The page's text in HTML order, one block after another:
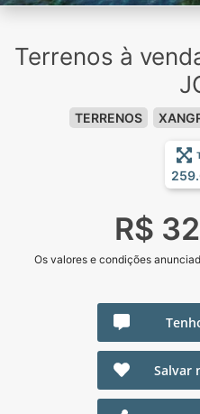
Terrenos à
TERRENOS
R$
Os valores e condições
Salvar